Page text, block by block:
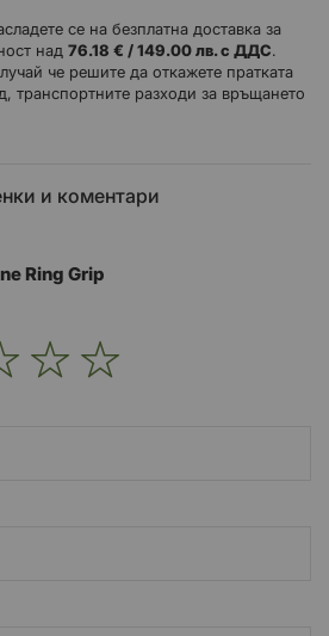
се на безплатна доставка за
над 76.18 € / 149.00 лв. с ДДС.
че решите да откажете пратката
транспортните разходи за връщането
и коментари
Ring Grip